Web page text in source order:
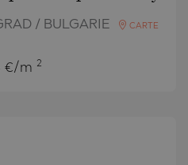
/ BULGARIE CARTE
€/m 2